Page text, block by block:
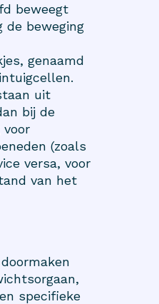
beweegt
de beweging
genaamd
uit
bij de
(zoals
versa, voor
van het
specifieke